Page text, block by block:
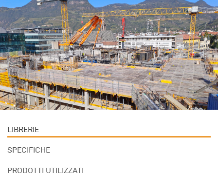
LIBRERIE
SPECIFICHE
PRODOTTI UTILIZZATI